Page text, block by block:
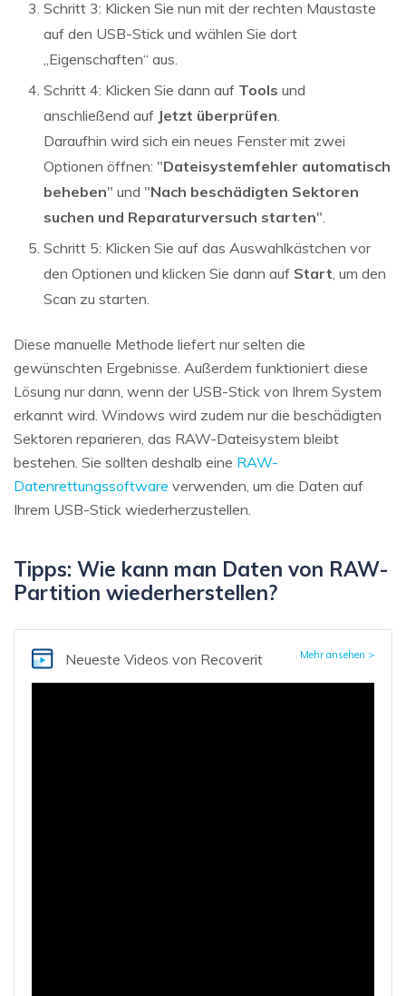
Schritt 3: Klicken Sie nun mit der rechten Maustaste
auf den USB-Stick und wählen Sie dort
„Eigenschaften“ aus.
Schritt 4: Klicken Sie dann auf Tools und
anschließend auf Jetzt überprüfen.
Daraufhin wird sich ein neues Fenster mit zwei
Optionen öffnen: "Dateisystemfehler automatisch
beheben" und "Nach beschädigten Sektoren
suchen und Reparaturversuch starten".
Schritt 5: Klicken Sie auf das Auswahlkästchen vor
den Optionen und klicken Sie dann auf Start, um den
Scan zu starten.
Diese manuelle Methode liefert nur selten die
gewünschten Ergebnisse. Außerdem funktioniert diese
Lösung nur dann, wenn der USB-Stick von Ihrem System
erkannt wird. Windows wird zudem nur die beschädigten
Sektoren reparieren, das RAW-Dateisystem bleibt
bestehen. Sie sollten deshalb eine RAW-
Datenrettungssoftware verwenden, um die Daten auf
Ihrem USB-Stick wiederherzustellen.
Tipps: Wie kann man Daten von RAW-
Partition wiederherstellen?
Neueste Videos von Recoverit Mehr ansehen >